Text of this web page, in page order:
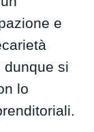
e
dunque si
lo